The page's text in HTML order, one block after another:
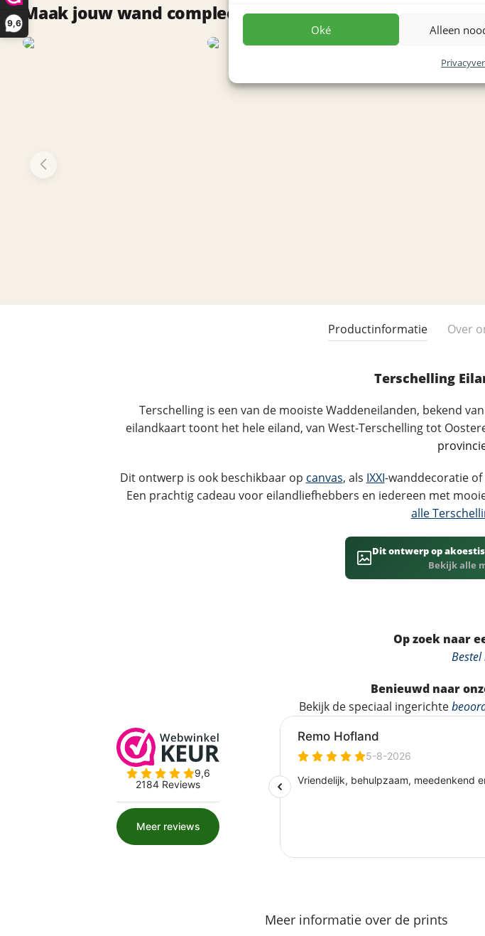
9,6 Oké Alleen
Maak jouw wand compleet met deze prints
Productinformatie Over
Terschelling
Terschelling is een van de mooiste Waddeneilanden, bekend
eilandkaart toont het hele eiland, van West-Terschelling tot
Dit ontwerp is ook beschikbaar op canvas, als IXXI-wanddecoratie of
Een prachtig cadeau voor eilandliefhebbers en iedereen met
alle
Dit ontwerp op
Bekijk alle
Op zoek naar
Bestel
Benieuwd naar
Bekijk de speciaal ingerichte
Meer informatie over de prints